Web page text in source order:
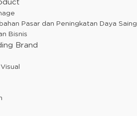
Pasar dan Peningkatan Daya Saing
Bisnis
Brand